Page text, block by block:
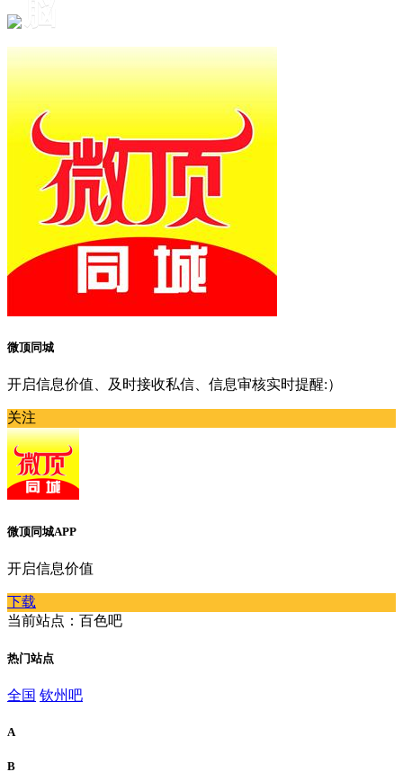
脳
微顶同城
开启信息价值、及时接收私信、信息审核实时提醒:）
关注
微顶同城APP
开启信息价值
下载
当前站点：百色吧
热门站点
全国 钦州吧
A
B